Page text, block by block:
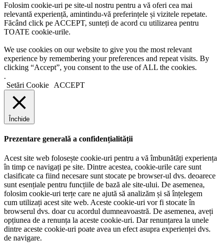
Folosim cookie-uri pe site-ul nostru pentru a vă oferi cea mai
relevantă experiență, amintindu-vă preferințele și vizitele repetate.
Făcând click pe ACCEPT, sunteți de acord cu utilizarea pentru
TOATE cookie-urile.
We use cookies on our website to give you the most relevant
experience by remembering your preferences and repeat visits. By
clicking “Accept”, you consent to the use of ALL the cookies.
.
Setări Cookie
ACCEPT
Închide
Prezentare generală a confidențialității
Acest site web folosește cookie-uri pentru a vă îmbunătăți experiența
în timp ce navigați pe site. Dintre acestea, cookie-urile care sunt
clasificate ca fiind necesare sunt stocate pe browser-ul dvs. deoarece
sunt esențiale pentru funcțiile de bază ale site-ului. De asemenea,
folosim cookie-uri terțe care ne ajută să analizăm și să înțelegem
cum utilizați acest site web. Aceste cookie-uri vor fi stocate în
browserul dvs. doar cu acordul dumneavoastră. De asemenea, aveți
opțiunea de a renunța la aceste cookie-uri. Dar renunțarea la unele
dintre aceste cookie-uri poate avea un efect asupra experienței dvs.
de navigare.